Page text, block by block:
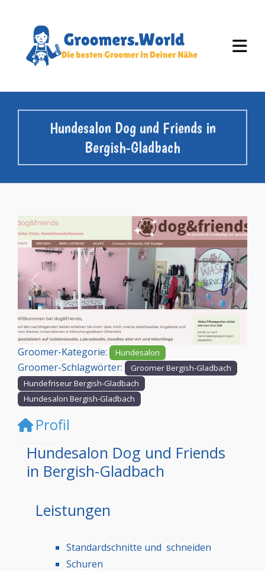
Hundesalon Dog und Friends in
Bergish-Gladbach
Vorheriges
Groomer-Kategorie: Hundesalon
Groomer-Schlagwörter:
Groomer Bergish-Gladbach
Hundefriseur Bergish-Gladbach
Hundesalon Bergish-Gladbach
Profil
Hundesalon Dog und Friends
in Bergish-Gladbach
Leistungen
Standardschnitte und schneiden
Schuren